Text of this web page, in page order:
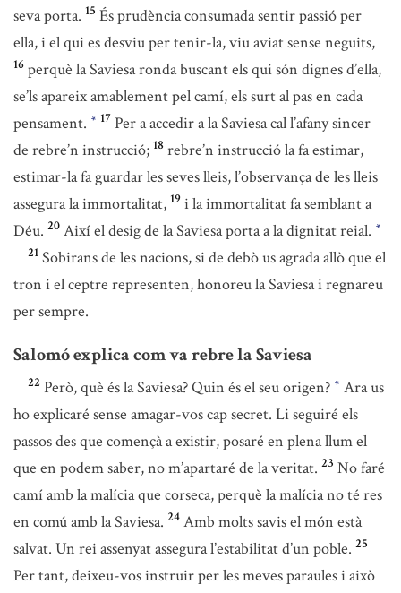
seva porta. 15 És prudència consumada sentir passió per
ella, i el qui es desviu per tenir-la, viu aviat sense neguits,
16 perquè la Saviesa ronda buscant els qui són dignes d’ella,
se’ls apareix amablement pel camí, els surt al pas en cada
pensament. * 17 Per a accedir a la Saviesa cal l’afany sincer
de rebre’n instrucció; 18 rebre’n instrucció la fa estimar,
estimar-la fa guardar les seves lleis, l’observança de les lleis
assegura la immortalitat, 19 i la immortalitat fa semblant a
Déu. 20 Així el desig de la Saviesa porta a la dignitat reial. *
21 Sobirans de les nacions, si de debò us agrada allò que el
tron i el ceptre representen, honoreu la Saviesa i regnareu
per sempre.
Salomó explica com va rebre la Saviesa
22 Però, què és la Saviesa? Quin és el seu origen? * Ara us
ho explicaré sense amagar-vos cap secret. Li seguiré els
passos des que començà a existir, posaré en plena llum el
que en podem saber, no m’apartaré de la veritat. 23 No faré
camí amb la malícia que corseca, perquè la malícia no té res
en comú amb la Saviesa. 24 Amb molts savis el món està
salvat. Un rei assenyat assegura l’estabilitat d’un poble. 25
Per tant, deixeu-vos instruir per les meves paraules i això